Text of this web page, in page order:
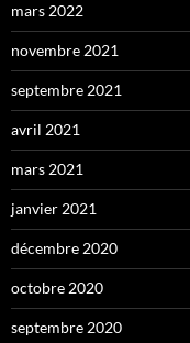
mars 2022
novembre 2021
septembre 2021
avril 2021
mars 2021
janvier 2021
décembre 2020
octobre 2020
septembre 2020